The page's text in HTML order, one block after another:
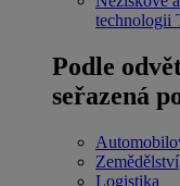
technologii
Podle
seřazená
Zemědělství
Logistika